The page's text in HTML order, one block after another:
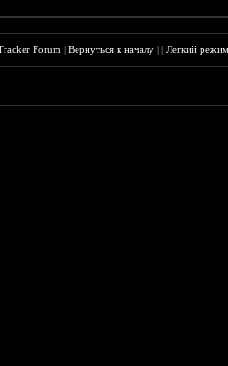
Forum |Вернуться к началу ||Лёгкий